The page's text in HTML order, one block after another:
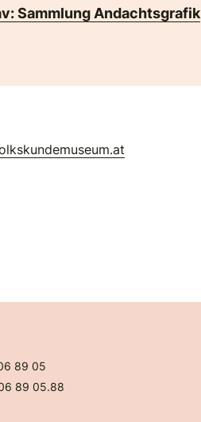
Sammlung Andachtsgrafik
89 05
89 05.88